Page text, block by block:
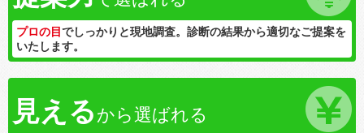
プロの目でしっかりと現地調査。診断の結果から適切なご提案を
いたします。
見える から選ばれる